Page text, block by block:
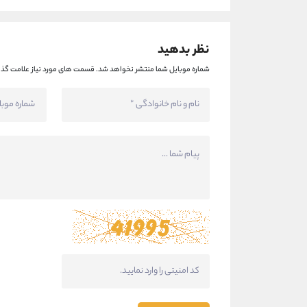
نظر بدهید
شماره موبایل شما منتشر نخواهد شد.قسمت های مورد نیاز علامت